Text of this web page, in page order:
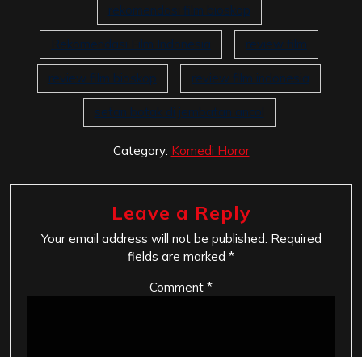
rekomendasi film bioskop
Rekomendasi Film Indonesia review film
review film bioskop review film indonesia
setan botak di jembatan ancol
Category: Komedi Horor
Leave a Reply
Your email address will not be published. Required
fields are marked *
Comment *